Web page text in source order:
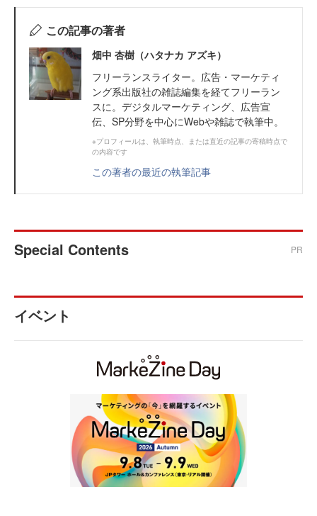
この記事の著者
畑中 杏樹（ハタナカ アズキ）
フリーランスライター。広告・マーケティ
ング系出版社の雑誌編集を経てフリーラン
スに。デジタルマーケティング、広告宣
伝、SP分野を中心にWebや雑誌で執筆中。
※プロフィールは、執筆時点、または直近の記事の寄稿時点で
の内容です
この著者の最近の執筆記事
Special Contents PR
イベント